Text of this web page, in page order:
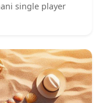
single player